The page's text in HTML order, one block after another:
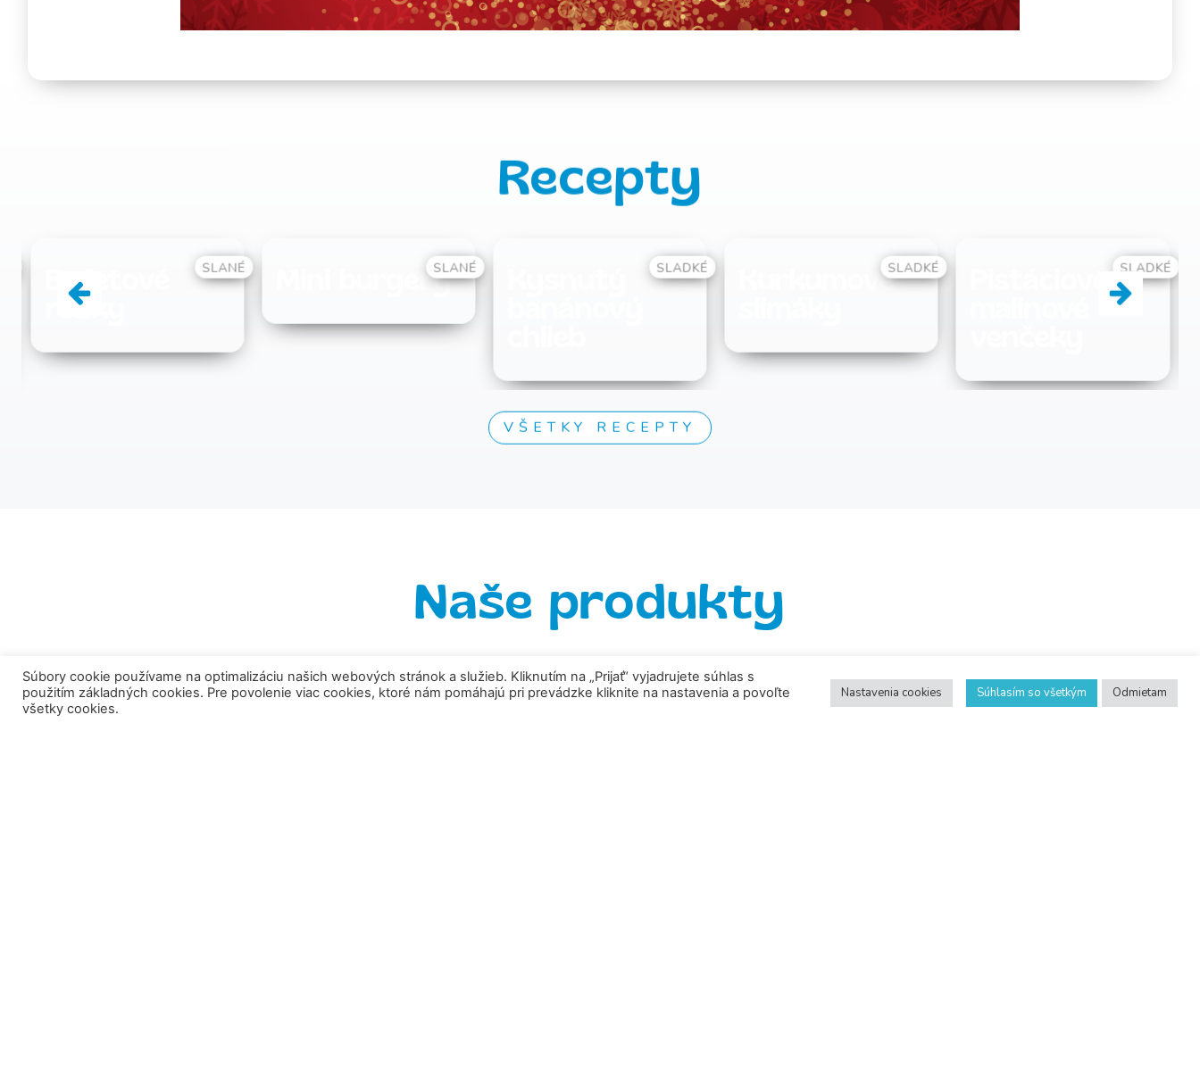
Recepty
Mini burgerySLANÉ
chlieb
SLADKÉ
KurkumovéSLADKÉ
Pistáciovo -SLADKÉ
knedličky do
SLANÉ
VŠETKY RECEPTY
Naše produkty
Súbory cookie používame na optimalizáciu našich webových stránok a služieb. Kliknutím na „Prijať“ vyjadrujete súhlas s
použitím základných cookies. Pre povolenie viac cookies, ktoré nám pomáhajú pri prevádzke kliknite na nastavenia a povoľte
všetky cookies.
Nastavenia cookies Súhlasím so všetkým Odmietam